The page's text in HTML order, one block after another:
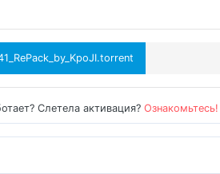
Слетела активация?Ознакомьтесь!